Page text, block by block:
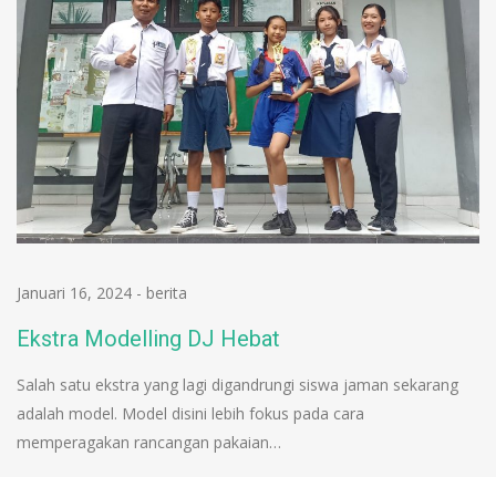
Januari 16, 2024 - berita
Ekstra Modelling DJ Hebat
Salah satu ekstra yang lagi digandrungi siswa jaman sekarang
adalah model. Model disini lebih fokus pada cara
memperagakan rancangan pakaian…